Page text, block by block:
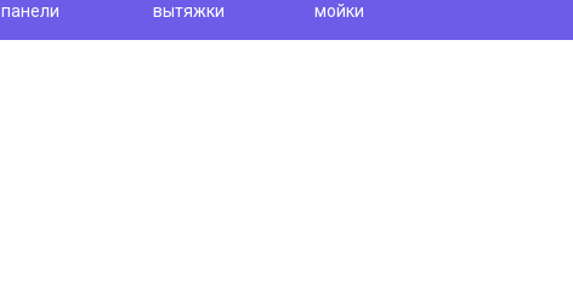
панели
вытяжки
мойки